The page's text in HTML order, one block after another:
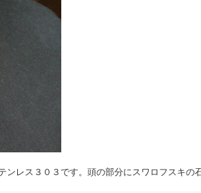
ンレス３０３です。頭の部分にスワロフスキの